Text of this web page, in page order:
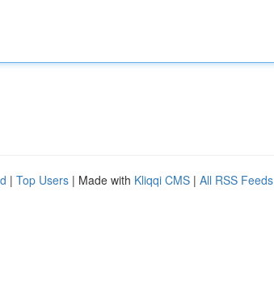
| Top Users | Made with Kliqqi CMS | All RSS Feeds